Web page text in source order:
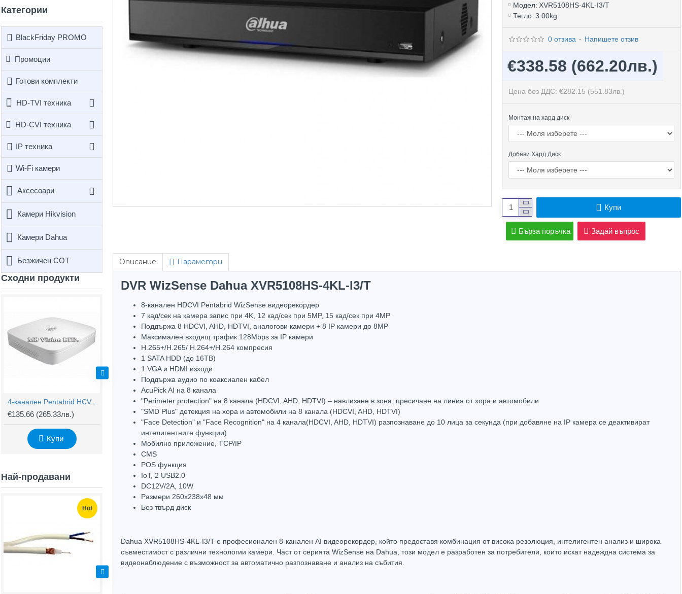
Категории
BlackFriday PROMO
Промоции
Готови комплекти
HD-TVI техника
HD-CVI техника
IP техника
Wi-Fi камери
Аксесоари
Камери Hikvision
Камери Dahua
Безжичен СОТ
Сходни продукти
€135.66 (265.33лв.)
Купи
Hot
4-канален DVR WizMind Dahua XVR5104HS-I3/T + 2 IP
€129.96 (254.18лв.)
Hot
4-канален Dahua XVR1B04-I/T WizSense ДВР рекордер
€70.68 (138.24лв.)
Най-продавани
Hot Hot
Модел: XVR5108HS-4KL-I3/T
Тегло: 3.00kg
0 отзива - Напишете отзив
€338.58 (662.20лв.)
Цена без ДДС: €282.15 (551.83лв.)
Монтаж на хард диск
Добави Хард Диск
Купи
Бърза поръчка Задай въпрос
Описание Параметри
DVR WizSense Dahua XVR5108HS-4KL-I3/T
8-канален HDCVI Pentabrid WizSense видеорекордер
7 кад/сек на камера запис при 4K, 12 кад/сек при 5MP, 15 кад/сек при 4MP
Поддържа 8 HDCVI, AHD, HDTVI, аналогови камери + 8 IP камери до 8МP
Максимален входящ трафик 128Mbps за IP камери
H.265+/H.265/ H.264+/H.264 компресия
1 SATA HDD (до 16TB)
1 VGA и HDMI изходи
Поддържа аудио по коаксиален кабел
AcuPick AI на 8 канала
"Perimeter protection" на 8 каналa (HDCVI, AHD, HDTVI) – навлизане в зона, пресичане на линия от хора и автомобили
"SMD Plus" детекция на хора и автомобили на 8 канала (HDCVI, AHD, HDTVI)
"Face Detection" и "Face Recognition" на 4 канала(HDCVI, AHD, HDTVI) разпознаване до 10 лица за секунда (при добавяне на IP камера се деактивират
интелигентните функции)
Мобилно приложение, TCP/IP
CMS
POS функция
IoT, 2 USB2.0
DC12V/2A, 10W
Размери 260x238х48 мм
Без твърд диск
Dahua XVR5108HS-4KL-I3/T е професионален 8-канален AI видеорекордер, който предоставя комбинация от висока резолюция, интелигентен анализ и широка
съвместимост с различни технологии камери. Част от серията WizSense на Dahua, този модел е разработен за потребители, които искат надеждна система за
видеонаблюдение с възможност за автоматично разпознаване и анализ на събития.